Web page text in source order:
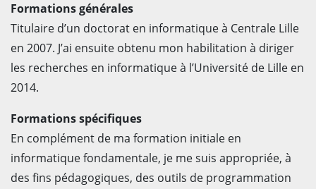
Formations générales
Titulaire d’un doctorat en informatique à Centrale Lille
en 2007. J’ai ensuite obtenu mon habilitation à diriger
les recherches en informatique à l’Université de Lille en
2014.
Formations spécifiques
En complément de ma formation initiale en
informatique fondamentale, je me suis appropriée, à
des fins pédagogiques, des outils de programmation